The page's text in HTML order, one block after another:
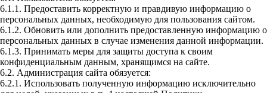
6.1.1. Предоставить корректную и правдивую информацию о
персональных данных, необходимую для пользования сайтом.
6.1.2. Обновить или дополнить предоставленную информацию о
персональных данных в случае изменения данной информации.
6.1.3. Принимать меры для защиты доступа к своим
конфиденциальным данным, хранящимся на сайте.
6.2. Администрация сайта обязуется:
6.2.1. Использовать полученную информацию исключительно